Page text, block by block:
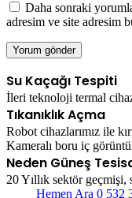
Daha sonraki
adresim ve site adresim
Su Kaçağı Tespiti
İleri teknoloji termal
Tıkanıklık Açma
Robot cihazlarımız ile
Kameralı boru iç
Neden Güneş
20 Yıllık sektör
Hemen Ara 0 532